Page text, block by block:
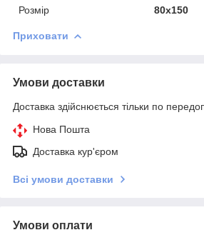
Розмір
80х150
Приховати
Умови доставки
Доставка здійснюється тільки по
Нова Пошта
Доставка кур'єром
Всі умови доставки
Умови оплати